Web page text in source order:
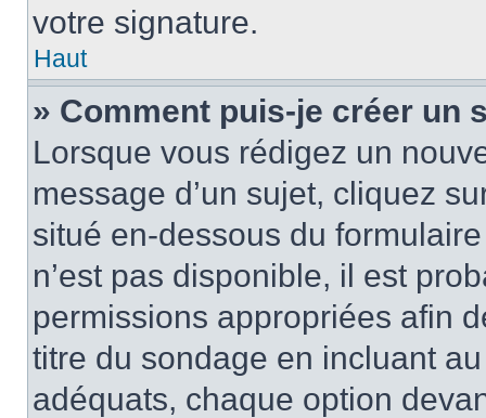
votre signature.
Haut
» Comment puis-je créer un
Lorsque vous rédigez un
message d’un sujet, cliquez
situé en-dessous du
n’est pas disponible, il est
permissions appropriées afin
titre du sondage en incluant
adéquats, chaque option